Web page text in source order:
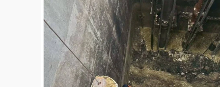
父親節泡湯了！中颱白海豚雨彈轟3天 「紅